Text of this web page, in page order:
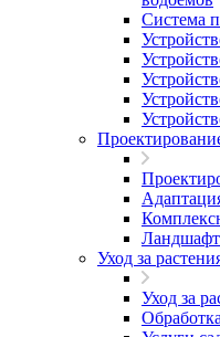
Система
Уход за
Уход за